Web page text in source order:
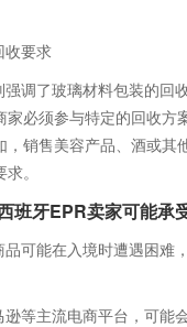
收要求
调了玻璃材料包装的回
必须参与特定的回收方
，销售美容产品、酒或其
。
班牙EPR卖家可能承
可能在入境时遭遇困难
等主流电商平台，可能